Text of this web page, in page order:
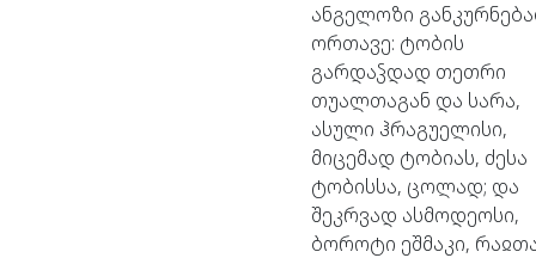
ანგელოზი
ორთავე: ტობის
გარდაჴდად თეთრი
თუალთაგან და სარა,
ასული ჰრაგუელისი,
მიცემად ტობიას, ძესა
ტობისსა, ცოლად; და
შეკრვად ასმოდეოსი,
ბოროტი ეშმაკი,